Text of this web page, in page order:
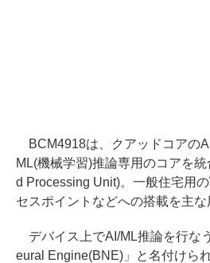
BCM4918は、クアッドコアの
ML(機械学習)推論専用のコアを
d Processing Unit)。一般住宅用
セスポイントなどへの搭載を主な
デバイス上でAI/ML推論を行な
eural Engine(BNE)」と名付けら